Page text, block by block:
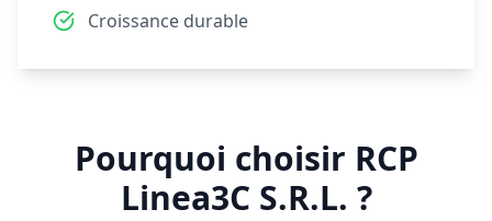
Croissance durable
Pourquoi choisir RCP
Linea3C S.R.L. ?